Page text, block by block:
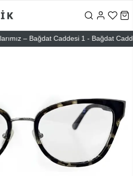
– Bağdat Caddesi 1 - Bağdat